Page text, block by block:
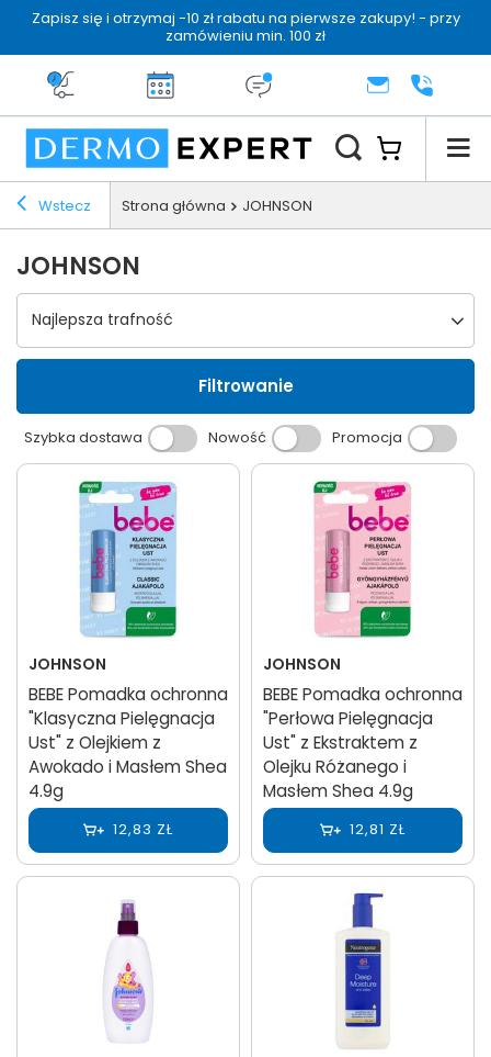
Zapisz się i otrzymaj -10 zł rabatu na pierwsze zakupy! - przy
zamówieniu min. 100 zł
Darmowa dostawa od 199 zł
14 dni na zwrotDermo konsultacjaKONTAKT+48 222
Wstecz Strona główna JOHNSON
JOHNSON
Wybierz sortowanie
Najlepsza trafność
Filtrowanie
Szybka dostawa Nowość Promocja
JOHNSON
BEBE Pomadka ochronna
"Klasyczna Pielęgnacja
Ust" z Olejkiem z
Awokado i Masłem Shea
4.9g
12,83 ZŁ
JOHNSON
BEBE Pomadka ochronna
"Perłowa Pielęgnacja
Ust" z Ekstraktem z
Olejku Różanego i
Masłem Shea 4.9g
12,81 ZŁ